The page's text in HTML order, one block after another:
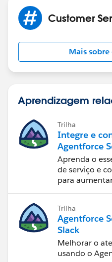
Customer
Mais
Aprendizagem
Trilha
Integre e
Agentforce
Assistant
serviço do
Aprenda o
de serviço e
para
Trilha
Agentforce
Slack
Melhorar o
usando o